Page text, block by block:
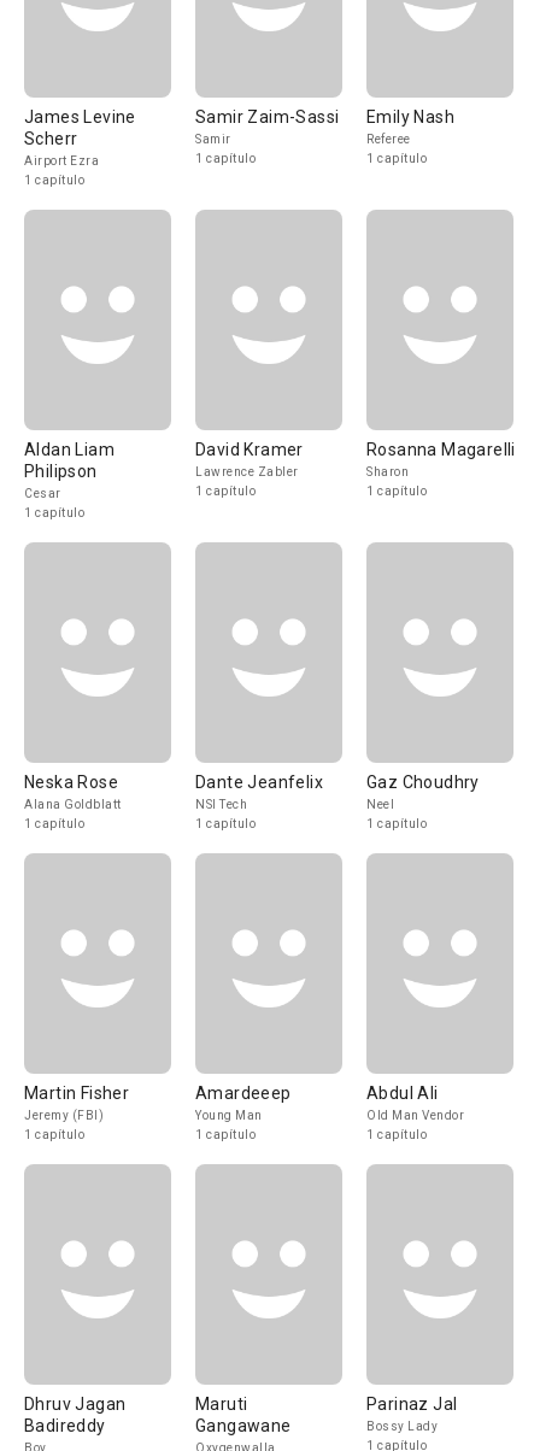
James Levine
Scherr
Airport Ezra
1 capítulo
Samir Zaim-Sassi
Samir
1 capítulo
Emily Nash
Referee
1 capítulo
Aldan Liam
Philipson
Cesar
1 capítulo
David Kramer
Lawrence Zabler
1 capítulo
Rosanna Magarelli
Sharon
1 capítulo
Neska Rose
Alana Goldblatt
1 capítulo
Dante Jeanfelix
NSI Tech
1 capítulo
Gaz Choudhry
Neel
1 capítulo
Martin Fisher
Jeremy (FBI)
1 capítulo
Amardeeep
Young Man
1 capítulo
Abdul Ali
Old Man Vendor
1 capítulo
Dhruv Jagan
Badireddy
Boy
Maruti
Gangawane
Oxygenwalla
Parinaz Jal
Bossy Lady
1 capítulo